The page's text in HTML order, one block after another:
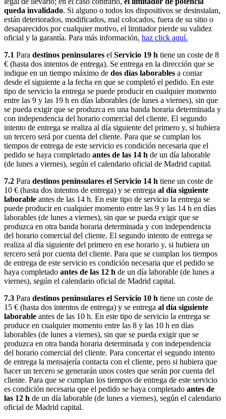
queda invalidado. Si alguno o todos los dispositivos se desinstalan,
están deteriorados, modificados, mal colocados, fuera de su sitio o
desaparecidos por cualquier motivo, el limitador pierde su validez
oficial y la garantía. Para más información, haz click aquí.
7.1 Para destinos peninsulares el Servicio 19 h tiene un coste de 8
€ (hasta dos intentos de entrega). Se entrega en la dirección que se
indique en un tiempo máximo de dos días laborables a contar
desde el siguiente a la fecha en que se completó el pedido. En este
tipo de servicio la entrega se puede producir en cualquier momento
entre las 9 y las 19 h en días laborables (de lunes a viernes), sin que
se pueda exigir que se produzca en una banda horaria determinada y
con independencia del horario comercial del cliente. El segundo
intento de entrega se realiza al día siguiente del primero y, si hubiera
un tercero será por cuenta del cliente. Para que se cumplan los
tiempos de entrega de este servicio es condición necesaria que el
pedido se haya completado antes de las 14 h de un día laborable
(de lunes a viernes), según el calendario oficial de Madrid capital.
7.2 Para destinos peninsulares el Servicio 14 h tiene un coste de
10 € (hasta dos intentos de entrega) y se entrega al día siguiente
laborable antes de las 14 h. En este tipo de servicio la entrega se
puede producir en cualquier momento entre las 9 y las 14 h en días
laborables (de lunes a viernes), sin que se pueda exigir que se
produzca en otra banda horaria determinada y con independencia
del horario comercial del cliente. El segundo intento de entrega se
realiza al día siguiente del primero en ese horario y, si hubiera un
tercero será por cuenta del cliente. Para que se cumplan los tiempos
de entrega de este servicio es condición necesaria que el pedido se
haya completado antes de las 12 h de un día laborable (de lunes a
viernes), según el calendario oficial de Madrid capital.
7.3 Para destinos peninsulares el Servicio 10 h tiene un coste de
15 € (hasta dos intentos de entrega) y se entrega al día siguiente
laborable antes de las 10 h. En este tipo de servicio la entrega se
produce en cualquier momento entre las 8 y las 10 h en días
laborables (de lunes a viernes), sin que se pueda exigir que se
produzca en otra banda horaria determinada y con independencia
del horario comercial del cliente. Para concertar el segundo intento
de entrega la mensajería contacta con el cliente, pero si hubiera que
hacer un tercero se generarán unos costes que serán por cuenta del
cliente. Para que se cumplan los tiempos de entrega de este servicio
es condición necesaria que el pedido se haya completado antes de
las 12 h de un día laborable (de lunes a viernes), según el calendario
oficial de Madrid capital.